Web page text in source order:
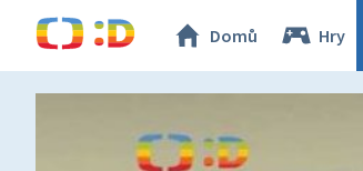
Domů Hry